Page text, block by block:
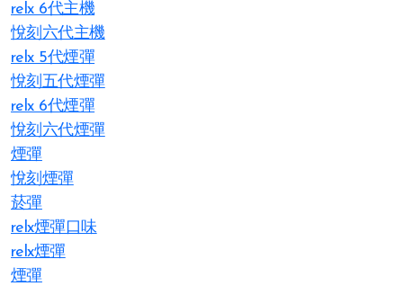
relx 6代主機
悅刻六代主機
relx 5代煙彈
悅刻五代煙彈
relx 6代煙彈
悅刻六代煙彈
煙彈
悅刻煙彈
菸彈
relx煙彈口味
relx煙彈
煙彈